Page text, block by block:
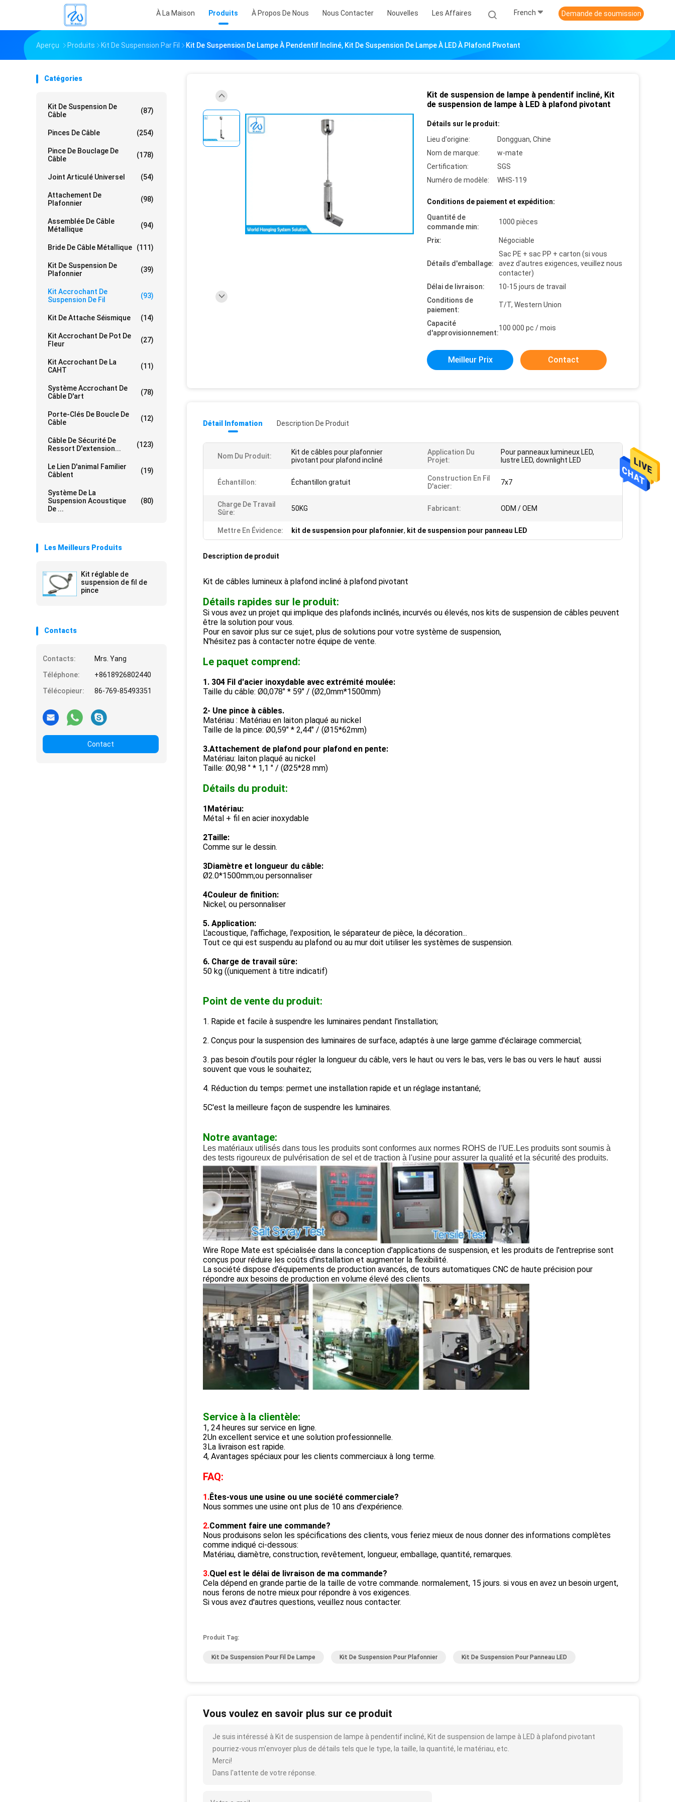
À La Maison Produits À Propos De Nous Nous Contacter Nouvelles Les Affaires French Demande de soumission
Aperçu Produits Kit De Suspension Par Fil Kit De Suspension De Lampe À Pendentif Incliné, Kit De Suspension De Lampe À LED À Plafond Pivotant
Catégories
Kit De Suspension De
Câble
(87)
Pinces De Câble (254)
Pince De Bouclage De
Câble
(178)
Joint Articulé Universel (54)
Attachement De
Plafonnier
(98)
Assemblée De Câble
Métallique
(94)
Bride De Câble Métallique (111)
Kit De Suspension De
Plafonnier
(39)
Kit Accrochant De
Suspension De Fil
(93)
Kit De Attache Séismique (14)
Kit Accrochant De Pot De
Fleur
(27)
Kit Accrochant De La
CAHT
(11)
Système Accrochant De
Câble D'art
(78)
Porte-Clés De Boucle De
Câble
(12)
Câble De Sécurité De
Ressort D'extension...
(123)
Le Lien D'animal Familier
Câblent
(19)
Système De La
Suspension Acoustique
De ...
(80)
Les Meilleurs Produits
Kit réglable de
suspension de fil de
pince
Contacts
Contacts:
Mrs. Yang
Téléphone:
+8618926802440
Télécopieur:
86-769-85493351
Contact
Kit de suspension de lampe à pendentif incliné, Kit
de suspension de lampe à LED à plafond pivotant
Détails sur le produit:
Lieu d'origine:
Dongguan, Chine
Nom de marque:
w-mate
Certification:
SGS
Numéro de modèle:
WHS-119
Conditions de paiement et expédition:
Quantité de
commande min:
1000 pièces
Prix: Négociable
Détails d'emballage:
Sac PE + sac PP + carton (si vous
avez d'autres exigences, veuillez nous
contacter)
Délai de livraison:
10-15 jours de travail
Conditions de
paiement:
T/T, Western Union
Capacité
d'approvisionnement:
100 000 pc / mois
Meilleur Prix Contact
Détail Infomation Description De Produit
Nom Du Produit:
Kit de câbles pour plafonnier
pivotant pour plafond incliné
Application Du
Projet:
Pour panneaux lumineux LED,
lustre LED, downlight LED
Échantillon: Échantillon gratuit
Construction En Fil
D'acier:
7x7
Charge De Travail
Sûre:
50KG Fabricant: ODM / OEM
Mettre En Évidence: kit de suspension pour plafonnier, kit de suspension pour panneau LED
Description de produit
Kit de câbles lumineux à plafond incliné à plafond pivotant
Détails rapides sur le produit:
Si vous avez un projet qui implique des plafonds inclinés, incurvés ou élevés, nos kits de suspension de câbles peuvent
être la solution pour vous.
Pour en savoir plus sur ce sujet, plus de solutions pour votre système de suspension,
N'hésitez pas à contacter notre équipe de vente.
Le paquet comprend:
1. 304 Fil d'acier inoxydable avec extrémité moulée:
Taille du câble: Ø0,078" * 59" / (Ø2,0mm*1500mm)
2- Une pince à câbles.
Matériau : Matériau en laiton plaqué au nickel
Taille de la pince: Ø0,59" * 2,44" / (Ø15*62mm)
3.Attachement de plafond pour plafond en pente:
Matériau: laiton plaqué au nickel
Taille: Ø0,98 " * 1,1 " / (Ø25*28 mm)
Détails du produit:
1Matériau:
Métal + fil en acier inoxydable
2Taille:
Comme sur le dessin.
3Diamètre et longueur du câble:
Ø2.0*1500mm;ou personnaliser
4Couleur de finition:
Nickel; ou personnaliser
5. Application:
L'acoustique, l'affichage, l'exposition, le séparateur de pièce, la décoration...
Tout ce qui est suspendu au plafond ou au mur doit utiliser les systèmes de suspension.
6. Charge de travail sûre:
50 kg ((uniquement à titre indicatif)
Point de vente du produit:
1. Rapide et facile à suspendre les luminaires pendant l'installation;
2. Conçus pour la suspension des luminaires de surface, adaptés à une large gamme d'éclairage commercial;
3. pas besoin d'outils pour régler la longueur du câble, vers le haut ou vers le bas, vers le bas ou vers le haut ̇ aussi
souvent que vous le souhaitez;
4. Réduction du temps: permet une installation rapide et un réglage instantané;
5C'est la meilleure façon de suspendre les luminaires.
Notre avantage:
Les matériaux utilisés dans tous les produits sont conformes aux normes ROHS de l'UE.Les produits sont soumis à
des tests rigoureux de pulvérisation de sel et de traction à l'usine pour assurer la qualité et la sécurité des produits.
Wire Rope Mate est spécialisée dans la conception d'applications de suspension, et les produits de l'entreprise sont
conçus pour réduire les coûts d'installation et augmenter la flexibilité.
La société dispose d'équipements de production avancés, de tours automatiques CNC de haute précision pour
répondre aux besoins de production en volume élevé des clients.
Service à la clientèle:
1, 24 heures sur service en ligne.
2Un excellent service et une solution professionnelle.
3La livraison est rapide.
4, Avantages spéciaux pour les clients commerciaux à long terme.
FAQ:
1.Êtes-vous une usine ou une société commerciale?
Nous sommes une usine ont plus de 10 ans d'expérience.
2.Comment faire une commande?
Nous produisons selon les spécifications des clients, vous feriez mieux de nous donner des informations complètes
comme indiqué ci-dessous:
Matériau, diamètre, construction, revêtement, longueur, emballage, quantité, remarques.
3.Quel est le délai de livraison de ma commande?
Cela dépend en grande partie de la taille de votre commande. normalement, 15 jours. si vous en avez un besoin urgent,
nous ferons de notre mieux pour répondre à vos exigences.
Si vous avez d'autres questions, veuillez nous contacter.
Produit Tag:
Kit De Suspension Pour Fil De Lampe Kit De Suspension Pour Plafonnier Kit De Suspension Pour Panneau LED
Vous voulez en savoir plus sur ce produit
Je suis intéressé à Kit de suspension de lampe à pendentif incliné, Kit de suspension de lampe à LED à plafond pivotant
pourriez-vous m'envoyer plus de détails tels que le type, la taille, la quantité, le matériau, etc.
Merci!
Dans l'attente de votre réponse.